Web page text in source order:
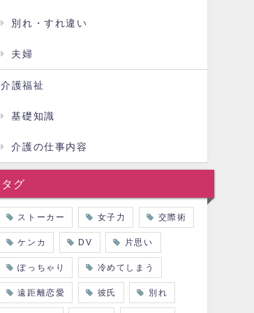
別れ・すれ違い
夫婦
介護福祉
基礎知識
介護の仕事内容
タグ
ストーカー 女子力 交際術
ケンカ DV 片思い
ぽっちゃり 冷めてしまう
遠距離恋愛 彼氏 別れ